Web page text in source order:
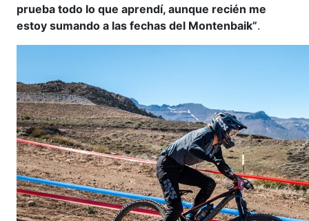
prueba todo lo que aprendí, aunque recién me
estoy sumando a las fechas del Montenbaik”.